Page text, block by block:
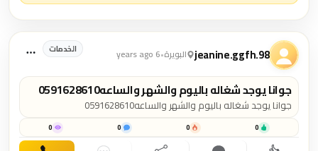
jeanine.ggfh.98 البويرة•
6 years ago الخدمات
جوانا يوجد شغاله باليوم والشهر والساعه0591628610
جوانا يوجد شغاله باليوم والشهر والساعه0591628610
0
0
0
0